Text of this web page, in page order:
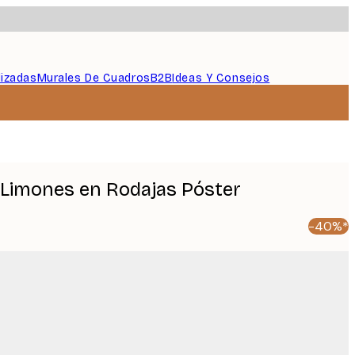
Murales De CuadrosB2BIdeas Y Consejos
en Rodajas Póster
-40%*